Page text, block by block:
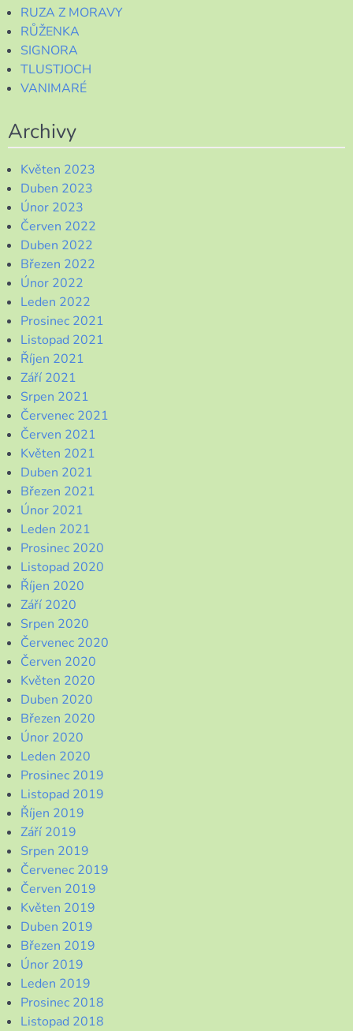
RUZA Z MORAVY
RŮŽENKA
SIGNORA
TLUSTJOCH
VANIMARÉ
Archivy
Květen 2023
Duben 2023
Únor 2023
Červen 2022
Duben 2022
Březen 2022
Únor 2022
Leden 2022
Prosinec 2021
Listopad 2021
Říjen 2021
Září 2021
Srpen 2021
Červenec 2021
Červen 2021
Květen 2021
Duben 2021
Březen 2021
Únor 2021
Leden 2021
Prosinec 2020
Listopad 2020
Říjen 2020
Září 2020
Srpen 2020
Červenec 2020
Červen 2020
Květen 2020
Duben 2020
Březen 2020
Únor 2020
Leden 2020
Prosinec 2019
Listopad 2019
Říjen 2019
Září 2019
Srpen 2019
Červenec 2019
Červen 2019
Květen 2019
Duben 2019
Březen 2019
Únor 2019
Leden 2019
Prosinec 2018
Listopad 2018